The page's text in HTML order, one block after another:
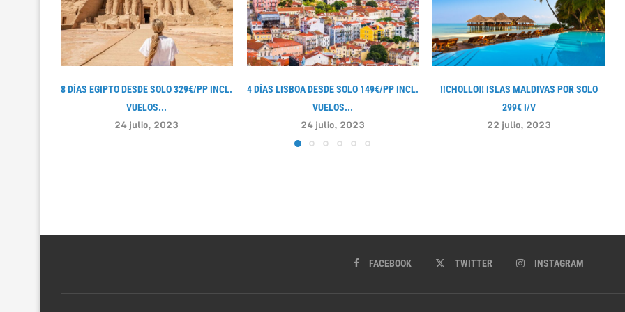
8 DÍAS EGIPTO DESDE SOLO 329€/PP INCL.
VUELOS...
24 julio, 2023
4 DÍAS LISBOA DESDE SOLO 149€/PP INCL.
VUELOS...
24 julio, 2023
!!CHOLLO‼ ISLAS MALDIVAS POR SOLO
299€ I/V
22 julio, 2023
FACEBOOK TWITTER INSTAGRAM